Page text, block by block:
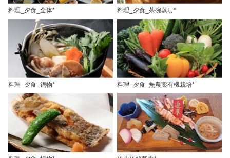
料理_夕食_全体* 料理_夕食_茶碗蒸し*
料理_夕食_鍋物* 料理_夕食_無農薬有機栽培*